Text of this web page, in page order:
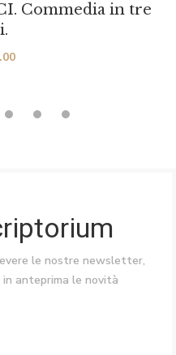
Commedia in tre
le nostre newsletter,
in anteprima le novità